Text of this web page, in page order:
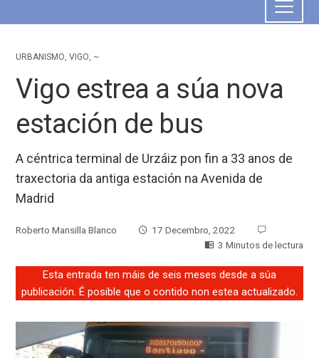
URBANISMO,VIGO, ~
Vigo estrea a súa nova
estación de bus
A céntrica terminal de Urzáiz pon fin a 33 anos de
traxectoria da antiga estación na Avenida de
Madrid
Roberto Mansilla Blanco
17 Decembro, 2022
3 Minutos de lectura
Esta entrada ten máis de seis meses desde a súa
publicación. É posible que o contido non estea actualizado.